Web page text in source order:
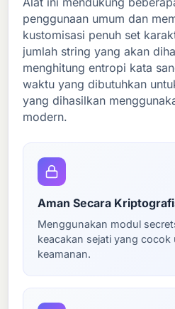
penggunaan umum dan
kustomisasi penuh set
jumlah string yang akan
menghitung entropi kata
waktu yang dibutuhkan
yang dihasilkan
modern.
Aman Secara
Menggunakan modul
keacakan sejati yang cocok
keamanan.